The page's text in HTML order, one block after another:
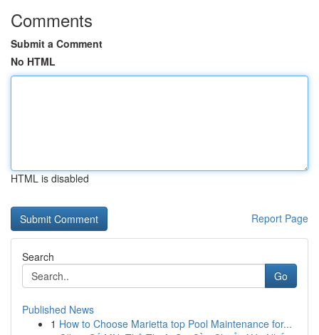
Comments
Submit a Comment
No HTML
HTML is disabled
Report Page
Search
Go
Published News
1 How to Choose Marietta top Pool Maintenance for...